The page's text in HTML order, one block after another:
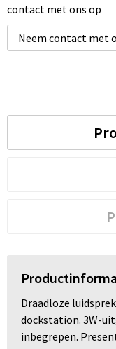
contact met ons op
Neem contact met
Draadloze
dockstation. 3W-
inbegrepen.